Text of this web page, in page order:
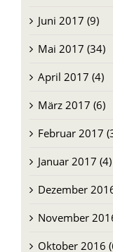
Mai 2017 (34)
April 2017 (4)
März 2017 (6)
Februar 2017 (3)
Januar 2017 (4)
Dezember 2016
November
Oktober 2016
September